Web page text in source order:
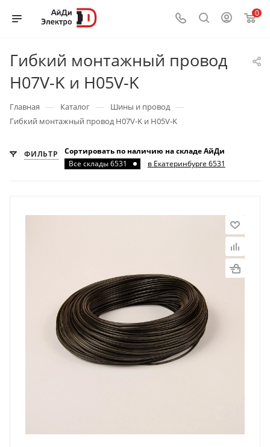
0
Гибкий монтажный провод
H07V-K и H05V-K
Главная — Каталог — Шины и провод —
Гибкий монтажный провод H07V-K и H05V-K
ФИЛЬТР
Сортировать по наличию на складе АйДи
Все склады 6531
в Екатеринбурге 6531